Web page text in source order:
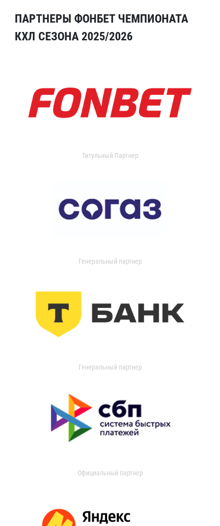
ПАРТНЕРЫ ФОНБЕТ ЧЕМПИОНАТА
КХЛ СЕЗОНА 2025/2026
Титульный Партнер
Генеральный партнер
Генеральный партнер
Официальный партнер